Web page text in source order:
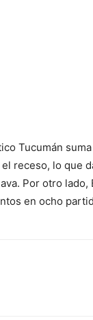
Tucumán
receso, lo que
Por otro lado,
en ocho